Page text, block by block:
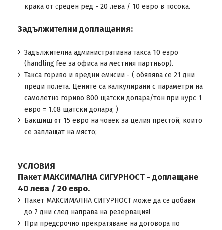
крака от среден ред - 20 лева / 10 евро в посока.
Задължителни доплащания:
Задължителна административна такса 10 евро
(handling fee за офиса на местния партньор).
Такса гориво и вредни емисии - ( обявява се 21 дни
преди полета. Цените са калкулирани с параметри на
самолетно гориво 800 щатски долара/тон при курс 1
евро = 1.08 щатски долара; )
Бакшиш от 15 евро на човек за целия престой, които
се заплащат на място;
УСЛОВИЯ
Пакет МАКСИМАЛНА СИГУРНОСТ - доплащане
40 лева / 20 евро.
Пакет МАКСИМАЛНА СИГУРНОСТ може да се добави
до 7 дни след направа на резервация!
При предсрочно прекратяване на договора по